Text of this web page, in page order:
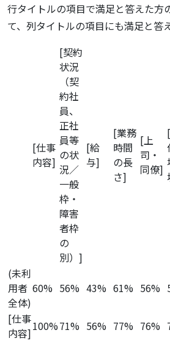
行タイトルの項目で満足と答えた方
て、列タイトルの項目にも満足と答
[仕事
内容]
[契約
状況
（契
約社
員、
正社
員等
の状
況／
一般
枠・
障害
者枠
の
別）]
[給
与]
[業務
時間
の長
さ]
[上
司・
同僚]
(未利
用者
全体)
60% 56% 43% 61% 56%
[仕事
内容]100%71% 56% 77% 76%